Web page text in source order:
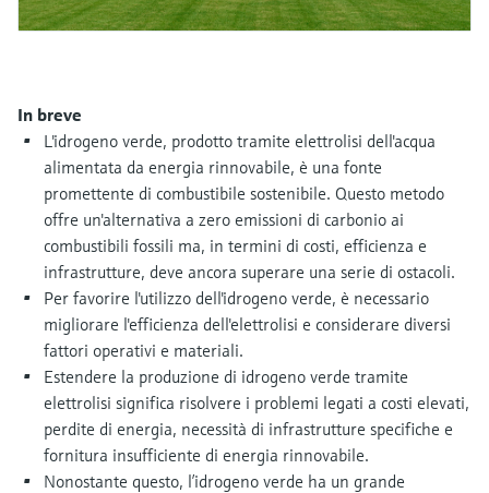
Trova i ricambi giusti
Trova i ricambi per codice prodotto, codice
ordine o numero di serie
microonde
Visualizza tutti
microonde
Visualizza tutti
dell'eccellenza operativa e dei
In breve
L'idrogeno verde, prodotto tramite elettrolisi dell'acqua
alimentata da energia rinnovabile, è una fonte
promettente di combustibile sostenibile. Questo metodo
offre un'alternativa a zero emissioni di carbonio ai
combustibili fossili ma, in termini di costi, efficienza e
infrastrutture, deve ancora superare una serie di ostacoli.
Per favorire l'utilizzo dell'idrogeno verde, è necessario
migliorare l'efficienza dell'elettrolisi e considerare diversi
fattori operativi e materiali.
Estendere la produzione di idrogeno verde tramite
elettrolisi significa risolvere i problemi legati a costi elevati,
perdite di energia, necessità di infrastrutture specifiche e
fornitura insufficiente di energia rinnovabile.
Nonostante questo, l’idrogeno verde ha un grande